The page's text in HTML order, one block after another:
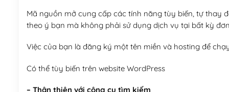
Mã nguồn mở cung cấp các tính năng tùy biến, tự thay
theo ý bạn mà không phải sử dụng dịch vụ tại bất kỳ
Việc của bạn là đăng ký một tên miền và hosting để
Có thể tùy biến trên website WordPress
– Thân thiện với công cụ tìm kiếm